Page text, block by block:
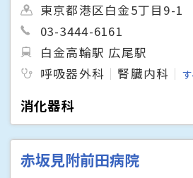
東京都港区白金5丁目9-1
03-3444-6161
白金高輪駅 広尾駅
呼吸器外科
腎臓内科
消化器科
赤坂見附前田病院